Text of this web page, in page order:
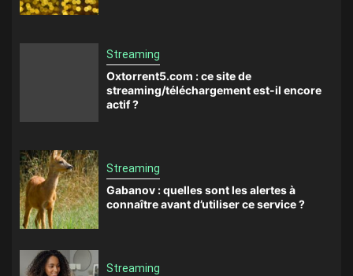
Streaming
Oxtorrent5.com : ce site de
streaming/téléchargement est-il encore
actif ?
Streaming
Gabanov : quelles sont les alertes à
connaître avant d’utiliser ce service ?
Streaming